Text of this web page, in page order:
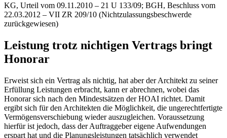
KG, Urteil vom 09.11.2010 – 21 U 133/09; BGH, Beschluss vom
22.03.2012 – VII ZR 209/10 (Nichtzulassungsbeschwerde
zurückgewiesen)
Leistung trotz nichtigen Vertrags bringt
Honorar
Erweist sich ein Vertrag als nichtig, hat aber der Architekt zu seiner
Erfüllung Leistungen erbracht, kann er abrechnen, wobei das
Honorar sich nach den Mindestsätzen der HOAI richtet. Damit
ergibt sich für den Architekten die Möglichkeit, die ungerechtfertigte
Vermögensverschiebung wieder auszugleichen. Voraussetzung
hierfür ist jedoch, dass der Auftraggeber eigene Aufwendungen
erspart hat und die Planungsleistungen tatsächlich verwendet